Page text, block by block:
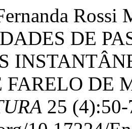
Rossi
DE
FARELO DE
25